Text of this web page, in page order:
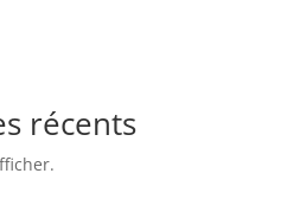
récents